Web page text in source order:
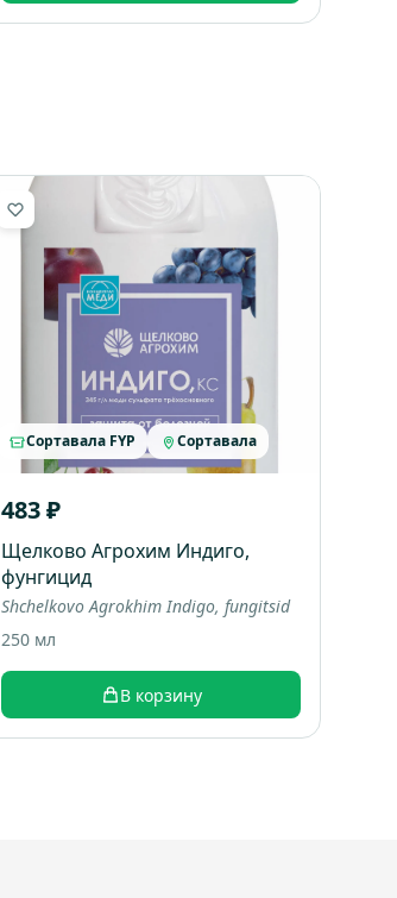
Сортавала FYP Сортавала
483 ₽
Щелково Агрохим Индиго,
фунгицид
Shchelkovo Agrokhim Indigo, fungitsid
250 мл
В корзину